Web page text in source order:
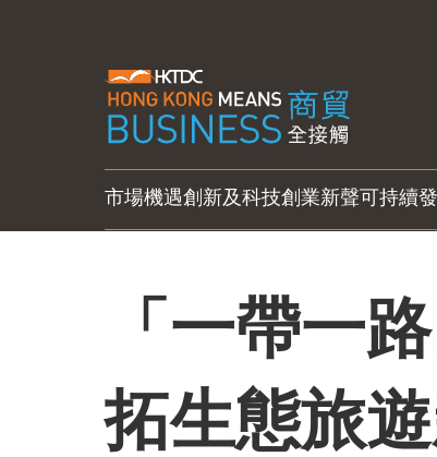
市場機遇創新及科技創業新聲可持續
「一帶一
拓生態旅遊